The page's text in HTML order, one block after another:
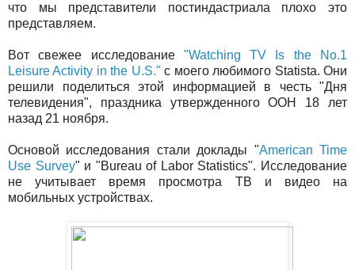
что мы представители постиндастриала плохо это
представляем.
Вот свежее исследование "Watching TV Is the No.1
Leisure Activity in the U.S." с моего любимого Statista. Они
решили поделиться этой информацией в честь "Дня
телевидения", праздника утвержденного ООН 18 лет
назад 21 ноября.
Основой исследования стали доклады "American Time
Use Survey" и "Bureau of Labor Statistics". Исследование
не учитывает время просмотра ТВ и видео на
мобильных устройствах.